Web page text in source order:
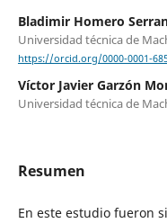
Bladimir Homero
Universidad técnica de
https://orcid.org/0000-0001-
Víctor Javier Garzón
Universidad técnica de
Resumen
En este estudio fueron